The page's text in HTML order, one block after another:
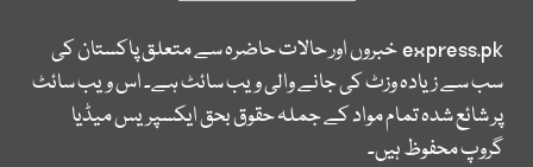
express.pkخبروں اور حالات حاضرہ سے متعلق پاکستان کی
سب سے زیادہ وزٹ کی جانے والی ویب سائٹ ہے۔ اس ویب سائٹ
پر شائع شدہ تمام مواد کے جملہ حقوق بحق ایکسپریس میڈیا
گروپ محفوظ ہیں۔